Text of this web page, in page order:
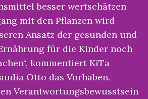
besser wertschätzen
mit den Pflanzen wird
Ansatz der gesunden und
für die Kinder noch
kommentiert KiTa
Otto das Vorhaben.
Verantwortungsbewusstsein